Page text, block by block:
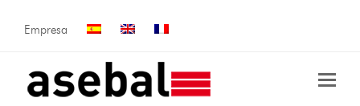
Empresa